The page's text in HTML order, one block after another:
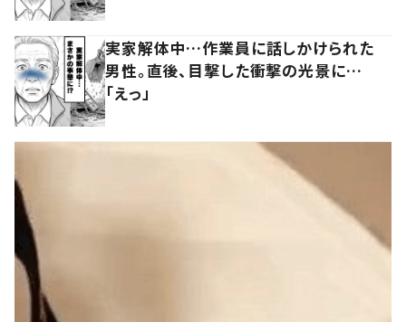
実家解体中…作業員に話しかけられた
男性。直後、目撃した衝撃の光景に…
「えっ」